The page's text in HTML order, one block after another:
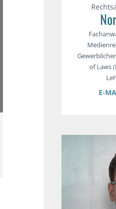
of Laws
E-